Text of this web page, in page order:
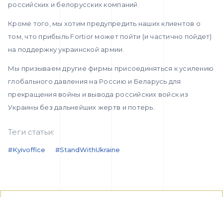
российских и белорусских компаний.
Кроме того, мы хотим предупредить наших клиентов о
том, что прибыль Fortior может пойти (и частично пойдет)
на поддержку украинской армии.
Мы призываем другие фирмы присоединяться к усилению
глобального давления на Россию и Беларусь для
прекращения войны и вывода российских войск из
Украины без дальнейших жертв и потерь.
Теги статьи:
#kyivoffice #StandWithUkraine